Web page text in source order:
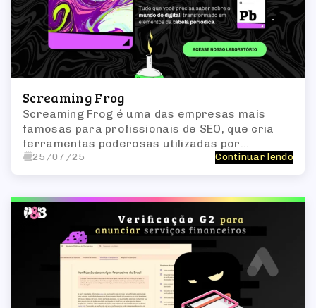
Screaming Frog
Screaming Frog é uma das empresas mais
famosas para profissionais de SEO, que cria
ferramentas poderosas utilizadas por
seguidores do tema SEO, especialmente
25/07/25 Continuar lendo